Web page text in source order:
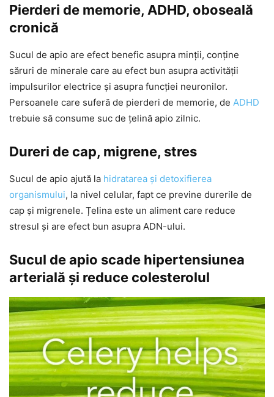
Pierderi de memorie, ADHD, oboseală
cronică
Sucul de apio are efect benefic asupra minții, conține
săruri de minerale care au efect bun asupra activității
impulsurilor electrice și asupra funcției neuronilor.
Persoanele care suferă de pierderi de memorie, de ADHD
trebuie să consume suc de țelină apio zilnic.
Dureri de cap, migrene, stres
Sucul de apio ajută la hidratarea și detoxifierea
organismului, la nivel celular, fapt ce previne durerile de
cap și migrenele. Țelina este un aliment care reduce
stresul și are efect bun asupra ADN-ului.
Sucul de apio scade hipertensiunea
arterială și reduce colesterolul